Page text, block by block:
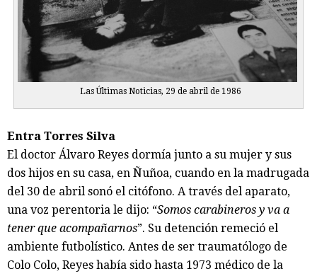
Las Últimas Noticias, 29 de abril de 1986
Entra Torres Silva
El doctor Álvaro Reyes dormía junto a su mujer y sus
dos hijos en su casa, en Ñuñoa, cuando en la madrugada
del 30 de abril sonó el citófono. A través del aparato,
una voz perentoria le dijo: “Somos carabineros y va a
tener que acompañarnos”. Su detención remeció el
ambiente futbolístico. Antes de ser traumatólogo de
Colo Colo, Reyes había sido hasta 1973 médico de la